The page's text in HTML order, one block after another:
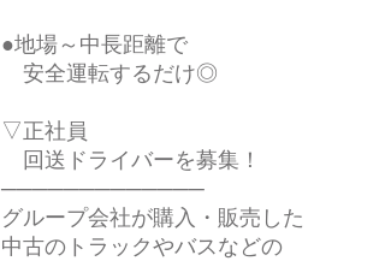
●地場～中長距離で
安全運転するだけ◎
▽正社員
回送ドライバーを募集！
─────────────
グループ会社が購入・販売した
中古のトラックやバスなどの